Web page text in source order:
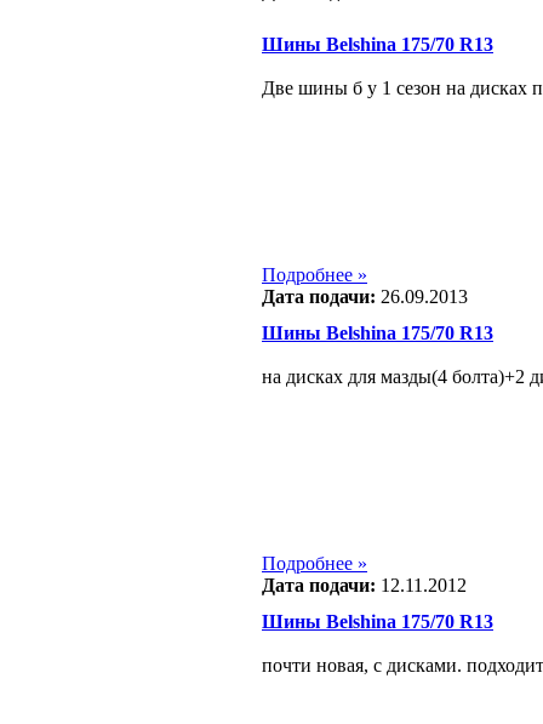
Шины Belshina 175/70 R13
Две шины б у 1 сезон на дисках
Подробнее »
Дата подачи: 26.09.2013
Шины Belshina 175/70 R13
на дисках для мазды(4 болта)+2
Подробнее »
Дата подачи: 12.11.2012
Шины Belshina 175/70 R13
почти новая, с дисками.